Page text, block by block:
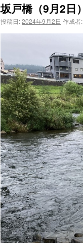
坂戸橋（9月2日）
投稿日:2024年9月2日 作成者: